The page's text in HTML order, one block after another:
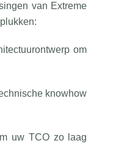
van Extreme
om
knowhow
uw TCO zo laag